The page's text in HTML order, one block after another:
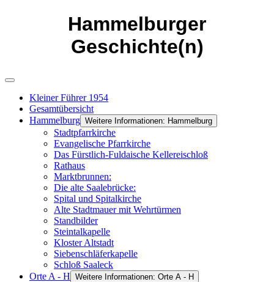
Hammelburger
Geschichte(n)
Kleiner Führer 1954
Gesamtübersicht
Hammelburg Weitere Informationen: Hammelburg
Stadtpfarrkirche
Evangelische Pfarrkirche
Das Fürstlich-Fuldaische Kellereischloß
Rathaus
Marktbrunnen:
Die alte Saalebrücke:
Spital und Spitalkirche
Alte Stadtmauer mit Wehrtürmen
Standbilder
Steintalkapelle
Kloster Altstadt
Siebenschläferkapelle
Schloß Saaleck
Orte A - H Weitere Informationen: Orte A - H